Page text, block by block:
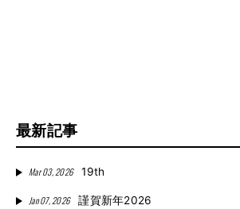
最新記事
Mar 03, 2026 19th
Jan 07, 2026 謹賀新年2026